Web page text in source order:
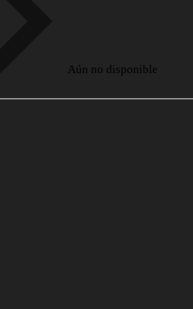
Aún no disponible